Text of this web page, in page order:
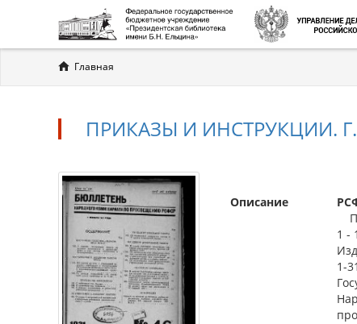
Вы
здесь
Главная
ПРИКАЗЫ И ИНСТРУКЦИИ.
Описание
1 -
1-